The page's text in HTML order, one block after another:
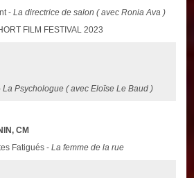
-La directrice de salon ( avec Ronia Ava )
FILM FESTIVAL 2023
La Psychologue ( avec Eloïse Le Baud )
CM
Fatigués -La femme de la rue